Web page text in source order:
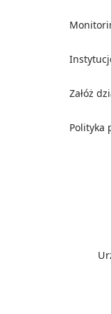
Załóż
Polityka